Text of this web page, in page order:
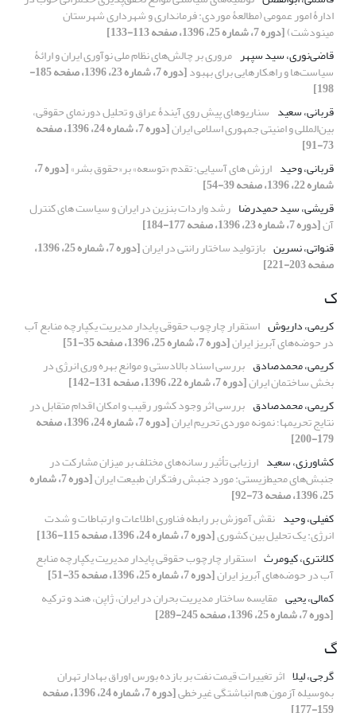
ادارۀ امور عمومی (مطالعۀ موردی: فرمانداری و شهرداری شهرستان
مینودشت)[دوره 7، شماره 25، 1396، صفحه 113-133]
قاضی‌نوری، سید سپهر مروری بر چالش‌های نظام ملی نوآوری ایران و ارائۀ
سیاست‌ها و راهکارهایی برای بهبود [دوره 7، شماره 23، 1396، صفحه 185-
198]
قربانی، سعید سناریوهای پیشِ روی آیندۀ عراق و تحلیل دورنمای حقوقی،
بین‌المللی و امنیتی جمهوری اسلامی ایران [دوره 7، شماره 24، 1396، صفحه
73-91]
قربانی، وحید ارزش های آسیایی؛ تقدم «توسعه» بر«حقوق بشر» [دوره 7،
شماره 22، 1396، صفحه 39-54]
قریشی، سید حمیدرضا رشد واردات بنزین در ایران و سیاست های کنترل
آن[دوره 7، شماره 23، 1396، صفحه 177-184]
قنواتی، نسرین بازتولید ساختار رانتی در ایران [دوره 7، شماره 25، 1396،
صفحه 203-221]
ک
کریمی، داریوش استقرار چارچوب حقوقی پایدار مدیریت یکپارچه منابع آب
در حوضه‌های آبریز ایران[دوره 7، شماره 25، 1396، صفحه 35-51]
کریمی، محمدصادق بررسی اسناد بالادستی و موانع بهره وری انرژی در
بخش ساختمان ایران[دوره 7، شماره 22، 1396، صفحه 131-142]
کریمی، محمدصادق بررسی اثر وجود کشور رقیب و امکان اقدام متقابل در
نتایج تحریمها؛ نمونه موردی تحریم ایران [دوره 7، شماره 24، 1396، صفحه
179-200]
کشاورزی، سعید ارزیابی تأثیر رسانه‌های مختلف بر میزان مشارکت در
جنبش‌های محیط‌زیستی: مورد جنبش رفتگران طبیعت ایران [دوره 7، شماره
25، 1396، صفحه 73-92]
کفیلی، وحید نقش آموزش بر رابطه فناوری اطلاعات و ارتباطات و شدت
انرژی: یک تحلیل بین کشوری[دوره 7، شماره 24، 1396، صفحه 115-136]
کلانتری، کیومرث استقرار چارچوب حقوقی پایدار مدیریت یکپارچه منابع
آب در حوضه‌های آبریز ایران[دوره 7، شماره 25، 1396، صفحه 35-51]
کمالی، یحیی مقایسه‌ ساختار مدیریت بحران‌ در ایران، ژاپن، هند و ترکیه
[دوره 7، شماره 25، 1396، صفحه 245-289]
گ
گرجی، لیلا اثر تغییرات قیمت نفت بر بازده بورس اوراق بهادار تهران
به‌وسیله آزمون هم انباشتگی غیرخطی [دوره 7، شماره 24، 1396، صفحه